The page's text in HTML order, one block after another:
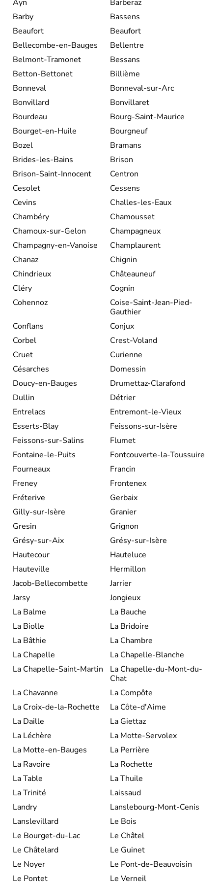
Ayn
Barberaz
Barby
Bassens
Beaufort
Beaufort
Bellecombe-en-Bauges
Bellentre
Belmont-Tramonet
Bessans
Betton-Bettonet
Billième
Bonneval
Bonneval-sur-Arc
Bonvillard
Bonvillaret
Bourdeau
Bourg-Saint-Maurice
Bourget-en-Huile
Bourgneuf
Bozel
Bramans
Brides-les-Bains
Brison
Brison-Saint-Innocent
Centron
Cesolet
Cessens
Cevins
Challes-les-Eaux
Chambéry
Chamousset
Chamoux-sur-Gelon
Champagneux
Champagny-en-Vanoise
Champlaurent
Chanaz
Chignin
Chindrieux
Châteauneuf
Cléry
Cognin
Cohennoz
Coise-Saint-Jean-Pied-
Gauthier
Conflans
Conjux
Corbel
Crest-Voland
Cruet
Curienne
Césarches
Domessin
Doucy-en-Bauges
Drumettaz-Clarafond
Dullin
Détrier
Entrelacs
Entremont-le-Vieux
Esserts-Blay
Feissons-sur-Isère
Feissons-sur-Salins
Flumet
Fontaine-le-Puits
Fontcouverte-la-Toussuire
Fourneaux
Francin
Freney
Frontenex
Fréterive
Gerbaix
Gilly-sur-Isère
Granier
Gresin
Grignon
Grésy-sur-Aix
Grésy-sur-Isère
Hautecour
Hauteluce
Hauteville
Hermillon
Jacob-Bellecombette
Jarrier
Jarsy
Jongieux
La Balme
La Bauche
La Biolle
La Bridoire
La Bâthie
La Chambre
La Chapelle
La Chapelle-Blanche
La Chapelle-Saint-Martin
La Chapelle-du-Mont-du-
Chat
La Chavanne
La Compôte
La Croix-de-la-Rochette
La Côte-d'Aime
La Daille
La Giettaz
La Léchère
La Motte-Servolex
La Motte-en-Bauges
La Perrière
La Ravoire
La Rochette
La Table
La Thuile
La Trinité
Laissaud
Landry
Lanslebourg-Mont-Cenis
Lanslevillard
Le Bois
Le Bourget-du-Lac
Le Châtel
Le Châtelard
Le Guinet
Le Noyer
Le Pont-de-Beauvoisin
Le Pontet
Le Verneil